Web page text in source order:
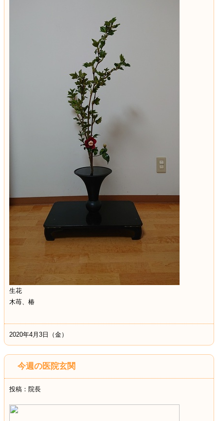
生花
木苺、椿
2020年4月3日（金）
今週の医院玄関
投稿：院長